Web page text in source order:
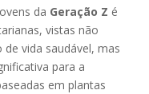
da Geração Z é
vistas não
vida saudável, mas
para a
em plantas